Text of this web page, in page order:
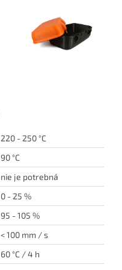
220 - 250 °C
90 °C
nie je potrebná
0 - 25 %
95 - 105 %
< 100 mm / s
60 °C / 4 h